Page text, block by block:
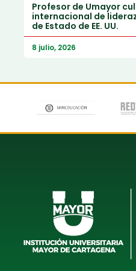
Profesor de Umayor
internacional de
de Estado de EE. UU.
8 julio, 2026